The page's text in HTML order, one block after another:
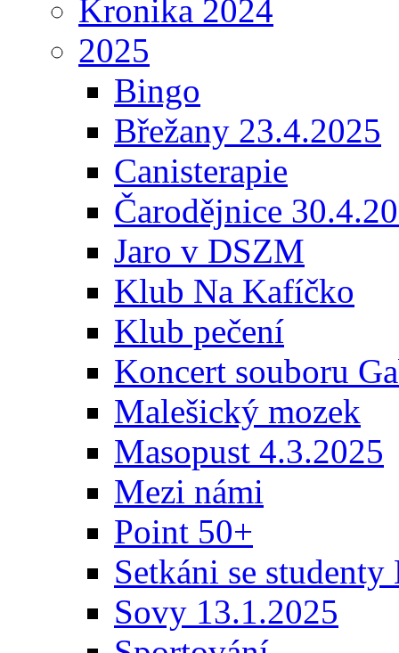
Kronika 2024
2025
Bingo
Břežany 23.4.2025
Canisterapie
Čarodějnice
Jaro v DSZM
Klub Na Kafíčko
Klub pečení
Koncert souboru
Malešický mozek
Masopust 4.3.2025
Mezi námi
Point 50+
Setkáni se
Sovy 13.1.2025